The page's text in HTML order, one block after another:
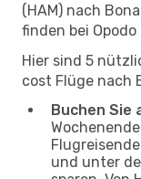
(HAM) nach
finden bei
Hier sind 5
cost Flüge nach
Buchen Sie
und unter